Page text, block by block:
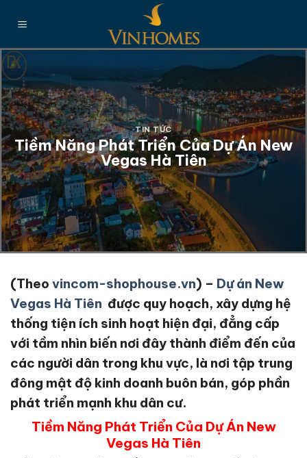
đến
dung
TIN TỨC
Tiềm Năng Phát Triển Của Dự Án New
Vegas Hà Tiên
(Theo vincom-shophouse.vn) – Dự án New
Vegas Hà Tiên được quy hoạch, xây dựng hệ
thống tiện ích sinh hoạt hiện đại, đẳng cấp
với tầm nhìn biến nơi đây thành điểm đến của
các người dân trong khu vực, là nơi tập trung
đông mật độ kinh doanh buôn bán, góp phần
phát triển mạnh khu dân cư.
Tiềm Năng Phát Triển Của Dự Án New
Vegas Hà Tiên